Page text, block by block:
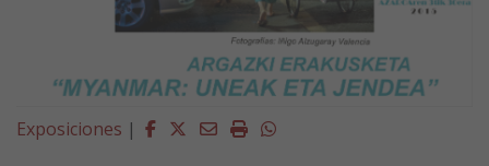
Exposiciones | Facebook
Twitter
EmailImprimirWhatsapp